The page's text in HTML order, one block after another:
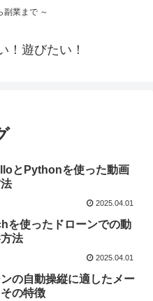
副業まで ～
！遊びたい！
とPythonを使った動画
2025.04.01
を使ったドローンでの動
法
2025.04.01
ンの自動操縦に適したメー
の特徴